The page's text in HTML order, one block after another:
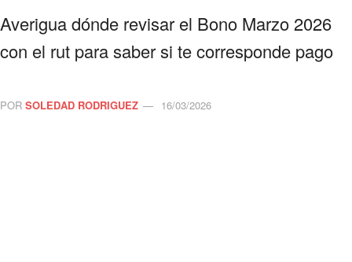
Averigua dónde revisar el Bono Marzo 2026
con el rut para saber si te corresponde pago
POR SOLEDAD RODRIGUEZ 16/03/2026